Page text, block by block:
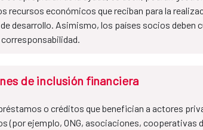
recursos económicos que reciban para la
desarrollo. Asimismo, los países socios deben
de inclusión financiera
o créditos que benefician a actores
(por ejemplo, ONG, asociaciones, cooperativas